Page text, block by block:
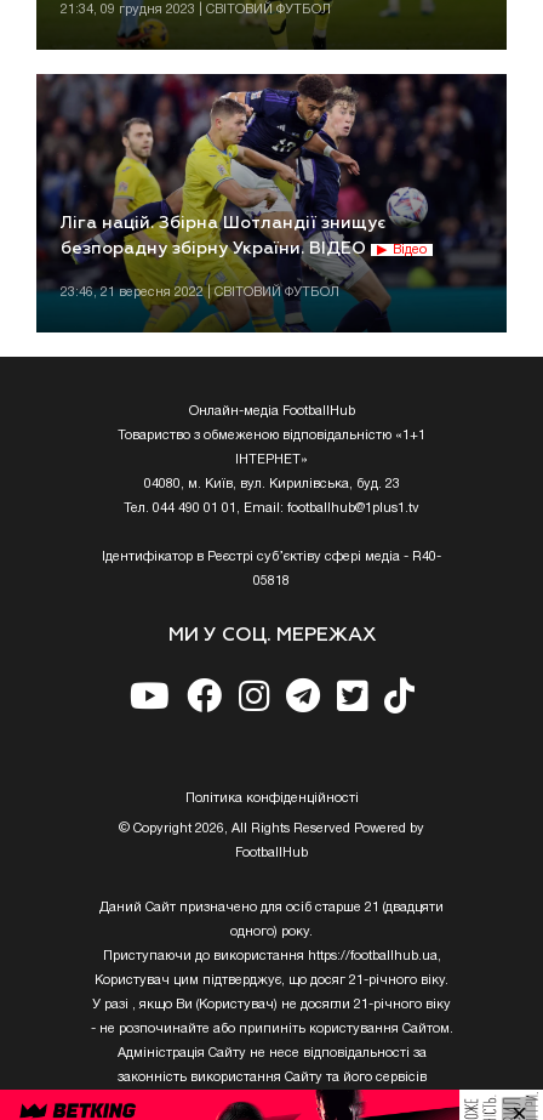
21:34, 09 грудня 2023 | СВІТОВИЙ ФУТБОЛ
Ліга націй. Збірна Шотландії знищує
безпорадну збірну України. ВІДЕО
Відео
23:46, 21 вересня 2022 | СВІТОВИЙ ФУТБОЛ
Онлайн-медіа FootballHub
Товариство з обмеженою відповідальністю «1+1
ІНТЕРНЕТ»
04080, м. Київ, вул. Кирилівська, буд. 23
Тел. 044 490 01 01, Email: footballhub@1plus1.tv
Ідентифікатор в Реєстрі суб’єктіву сфері медіа - R40-
05818
МИ У СОЦ. МЕРЕЖАХ
Полiтика конфiденцiйностi
© Copyright 2026, All Rights Reserved Powered by
FootballHub
Даний Сайт призначено для осіб старше 21 (двадцяти
одного) року.
Приступаючи до використання https://footballhub.ua,
Користувач цим підтверджує, що досяг 21-річного віку.
У разі , якщо Ви (Користувач) не досягли 21-річного віку
- не розпочинайте або припиніть користування Сайтом.
Адміністрація Сайту не несе відповідальності за
законність використання Сайту та його сервісів
Користувачем, який не досяг 21-річного віку.
×